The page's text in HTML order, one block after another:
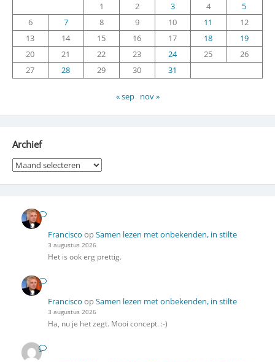
1
2 3 4
5
6
7 8 9 10 11
12
13
14 15 16 17 18
19
20
21 22 23 24 25
26
27
28 29 30 31
« sep nov »
Archief
Archief
Francisco opSamen lezen met onbekenden, in stilte
3 augustus 2026
Het is ook erg prettig.
Francisco opSamen lezen met onbekenden, in stilte
3 augustus 2026
Ha, nu je het zegt. Mooi concept. :-)